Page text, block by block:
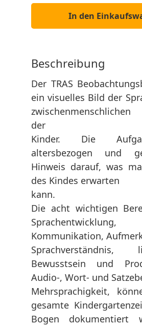
In den
Beschreibung
Der TRAS
ein visuelles Bild der
der
Kinder. Die
altersbezogen und
Hinweis darauf, was
des Kindes erwarten
kann.
Die acht wichtigen
Sprachentwicklung,
Kommunikation,
Sprachverständnis,
Bewusstsein und
Audio-, Wort- und
Mehrsprachigkeit,
gesamte
Bogen dokumentiert